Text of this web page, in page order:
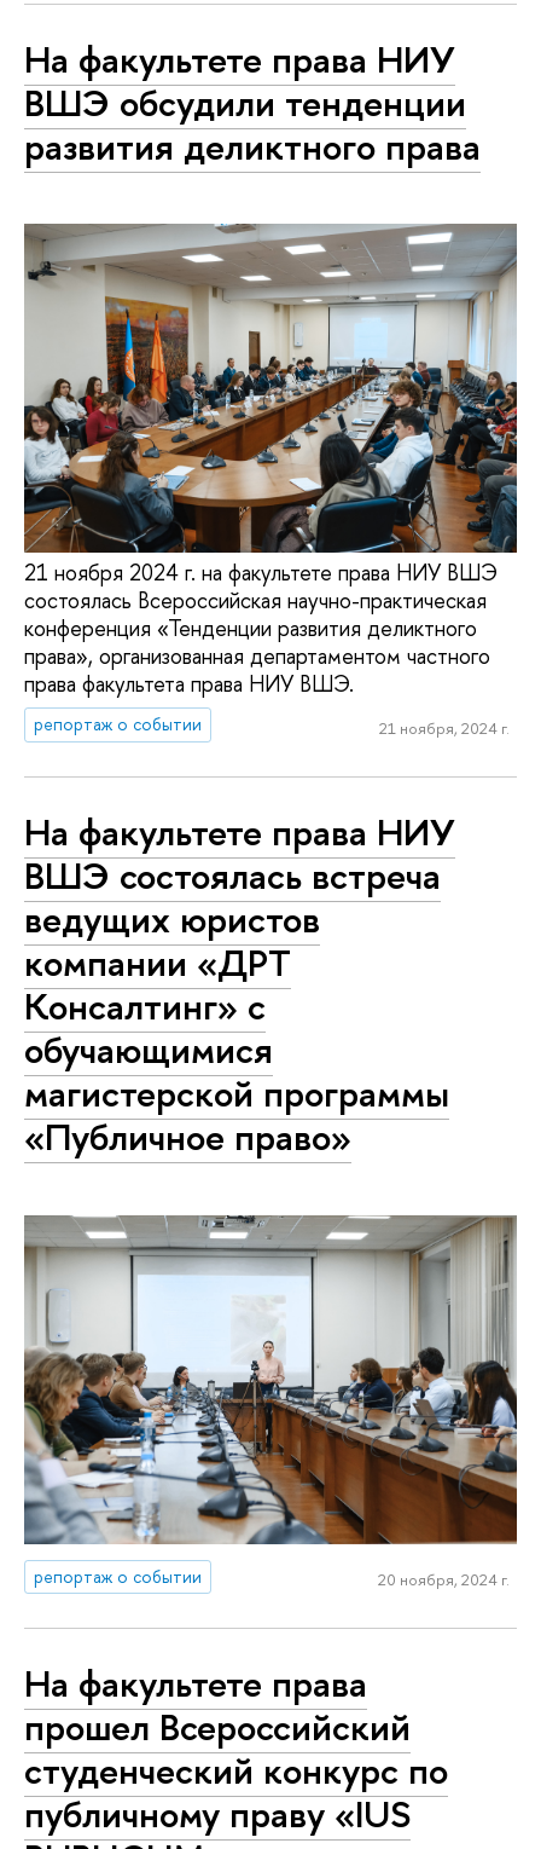
На факультете права НИУ
ВШЭ обсудили тенденции
развития деликтного права
21 ноября 2024 г. на факультете права НИУ ВШЭ
состоялась Всероссийская научно-практическая
конференция «Тенденции развития деликтного
права», организованная департаментом частного
права факультета права НИУ ВШЭ.
репортаж о событии 21 ноября, 2024 г.
На факультете права НИУ
ВШЭ состоялась встреча
ведущих юристов
компании «ДРТ
Консалтинг» с
обучающимися
магистерской программы
«Публичное право»
репортаж о событии 20 ноября, 2024 г.
На факультете права
прошел Всероссийский
студенческий конкурс по
публичному праву «IUS